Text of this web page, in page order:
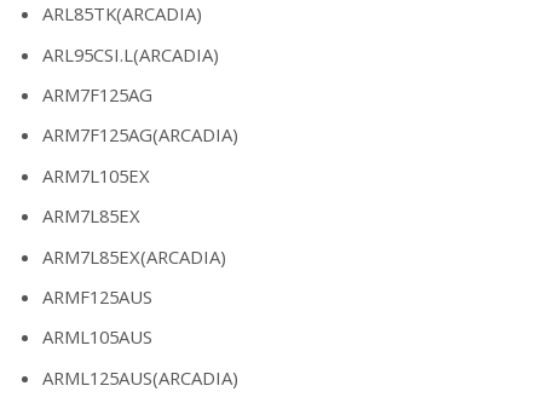
ARL85TK(ARCADIA)
ARL95CSI.L(ARCADIA)
ARM7F125AG
ARM7F125AG(ARCADIA)
ARM7L105EX
ARM7L85EX
ARM7L85EX(ARCADIA)
ARMF125AUS
ARML105AUS
ARML125AUS(ARCADIA)